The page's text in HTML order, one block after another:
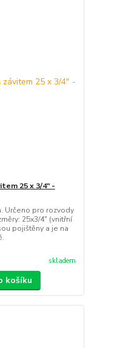
25 x 3/4" -
Určeno pro rozvody
25x3/4" (vnitřní
pojištěny a je na
skladem
košíku